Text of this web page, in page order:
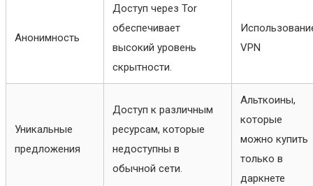
Анонимность
Доступ через Tor
обеспечивает
высокий уровень
скрытности.
VPN
Уникальные
предложения
Доступ к различным
ресурсам, которые
недоступны в
обычной сети.
Альткоины,
которые
можно купить
только в
даркнете